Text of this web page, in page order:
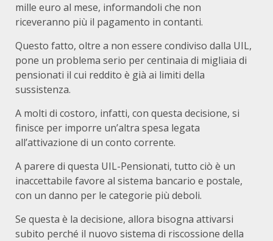
mille euro al mese, informandoli che non
riceveranno più il pagamento in contanti.
Questo fatto, oltre a non essere condiviso dalla UIL,
pone un problema serio per centinaia di migliaia di
pensionati il cui reddito è già ai limiti della
sussistenza.
A molti di costoro, infatti, con questa decisione, si
finisce per imporre un’altra spesa legata
all’attivazione di un conto corrente.
A parere di questa UIL-Pensionati, tutto ciò è un
inaccettabile favore al sistema bancario e postale,
con un danno per le categorie più deboli.
Se questa è la decisione, allora bisogna attivarsi
subito perché il nuovo sistema di riscossione della